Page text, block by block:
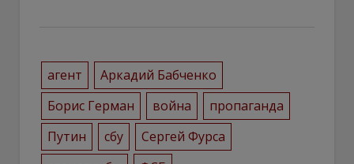
агент
Аркадий Бабченко
Борис Герман
война
пропаганда
Путин
сбу
Сергей Фурса